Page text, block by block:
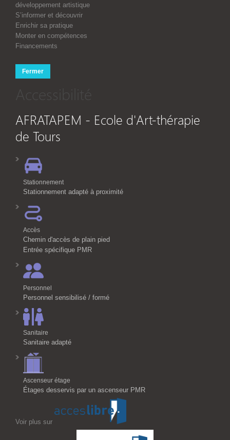
développement artistique
S’informer et découvrir
Enrichir sa pratique
Monter en compétences
Financements
Fermer
Accessibilité
AFRATAPEM - Ecole d'Art-thérapie
de Tours
Stationnement
Stationnement adapté à proximité
Accès
Chemin d'accès de plain pied
Entrée spécifique PMR
Personnel
Personnel sensibilisé / formé
Sanitaire
Sanitaire adapté
Ascenseur étage
Étages desservis par un ascenseur PMR
Voir plus sur